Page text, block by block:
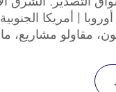
| أمريكا